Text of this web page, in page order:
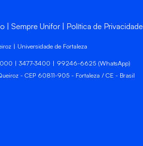
Sempre Unifor Política de Privacidade
| Universidade de Fortaleza
| 3477-3400 | 99246-6625 (WhatsApp)
- CEP 60811-905 - Fortaleza / CE - Brasil